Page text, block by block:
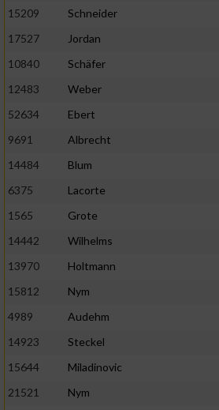
15209
Schneider
17527
Jordan
10840
Schäfer
12483
Weber
52634
Ebert
9691
Albrecht
14484
Blum
6375
Lacorte
1565
Grote
14442
Wilhelms
13970
Holtmann
15812
Nym
4989
Audehm
14923
Steckel
15644
Miladinovic
21521
Nym